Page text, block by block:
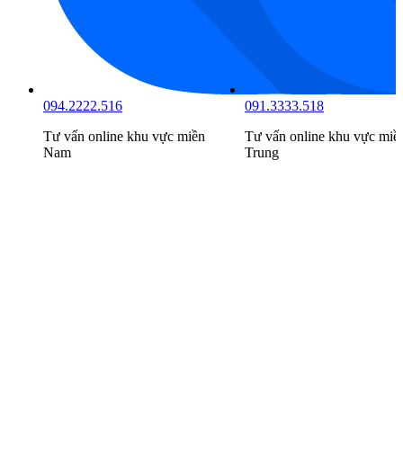
094.2222.516
Tư vấn online khu vực miền
Nam
091.3333.518
Tư vấn online khu vực
Trung